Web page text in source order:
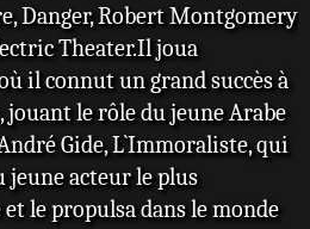
Danger, Robert Montgomery
Theater.Il joua
il connut un grand succès à
jouant le rôle du jeune Arabe
Gide, L`Immoraliste, qui
acteur le plus
le propulsa dans le monde